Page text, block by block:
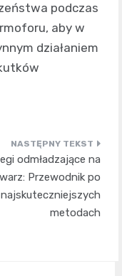
podczas
aby w
działaniem
odmładzające na
Przewodnik po
najskuteczniejszych
metodach